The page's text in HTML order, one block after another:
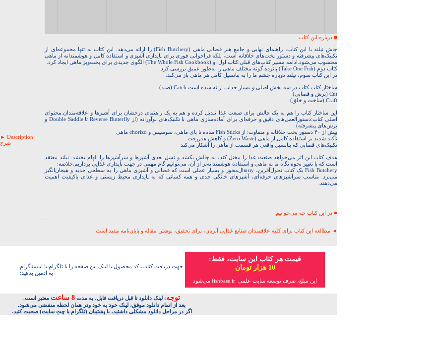
► Description:
شرح
■ درباره این کتاب:
جاش نیلند با این کتاب، راهنمای نهایی و جامع هنر قصابی ماهی (Fish Butchery) را ارائه می‌دهد. این کتاب نه تنها مجموعه‌ای از
تکنیک‌های پیشرفته و دستور پخت‌های خلاقانه است، بلکه فراخوانی فوری برای پایداری آشپزی و استفاده کامل و هوشمندانه از ماهی
محسوب می‌شود.ادامه مسیر کتاب‌های قبلی:کتاب اول او (The Whole Fish Cookbook) الگوی جدیدی برای پخت‌وپز ماهی ایجاد کرد.
کتاب دوم (Take One Fish) پانزده گونه مختلف ماهی را به‌طور عمیق بررسی کرد.
در این کتاب سوم، نیلند دوباره چشم ما را به پتانسیل کامل هر ماهی باز می‌کند.
ساختار کتاب:کتاب در سه بخش اصلی و بسیار جذاب ارائه شده است:Catch (صید)
Cut (برش و قصابی)
Craft (ساخت و خلق)
این ساختار کتاب را هم به یک چالش برای صنعت غذا تبدیل کرده و هم به یک راهنمای درخشان برای آشپزها و علاقه‌مندان.محتوای
اصلی کتاب:دستورالعمل‌های دقیق و حرفه‌ای برای آماده‌سازی ماهی با تکنیک‌های نوآورانه (از Reverse Butterfly تا Double Saddle و
برش‌های پیشرفته)
بیش از ۴۰ دستور پخت خلاقانه و متفاوت: از Fish Sticks ساده تا پای ماهی، سوسیس و chorizo ماهی
تأکید شدید بر استفاده کامل از ماهی (Zero Waste) و کاهش هدررفت
تکنیک‌های قصابی که پتانسیل واقعی هر قسمت از ماهی را آشکار می‌کند
هدف کتاب:این اثر می‌خواهد صنعت غذا را مختل کند، به چالش بکشد و نسل بعدی آشپزها و سرآشپزها را الهام بخشد. نیلند معتقد
است که با تغییر نحوه نگاه ما به ماهی و استفاده هوشمندانه‌تر از آن، می‌توانیم گام مهمی در جهت پایداری غذایی برداریم.خلاصه:
Fish Butchery یک کتاب تحول‌آفرین، визуال‌محور و بسیار عملی است که قصابی و آشپزی ماهی را به سطحی جدید و هیجان‌انگیز
می‌برد. مناسب سرآشپزهای حرفه‌ای، آشپزهای خانگی جدی و همه کسانی که به پایداری محیط زیستی و غذای باکیفیت اهمیت
می‌دهند.
■ در این کتاب چه می‌خوانیم:
-
◄ مطالعه این کتاب برای کلیه علاقمندان صنایع غذایی آبزیان، برای تحقیق، نوشتن مقاله و پایان‌نامه مفید است.
جهت دریافت کتاب، کد محصول یا لینک این صفحه را با تلگرام یا اینستاگرام
به ادمین بدهید:
قیمت هر کتاب این سایت، فقط:
10 هزار تومان
این مبلغ، صرف توسعه سایت علمی fishbase.ir می‌شود
توجه: لینک دانلود تا قبل دریافت فایل، به مدت 8 ساعت
معتبر است.
بعد از اتمام دانلود موفق، لینک خود به خود ودر همان لحظه منقضی می‌شود.
اگر در مراحل دانلود مشکلی داشتید، با پشتیبان (تلگرام یا چتِ سایت) صحبت کنید.